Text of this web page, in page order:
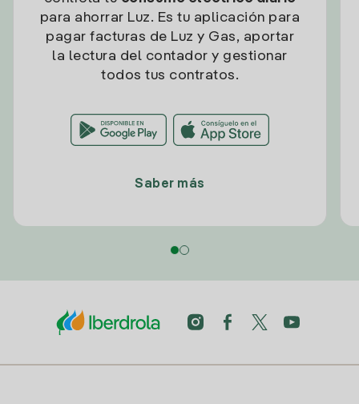
para ahorrar Luz. Es tu aplicación para
pagar facturas de Luz y Gas, aportar
la lectura del contador y gestionar
todos tus contratos.
Saber más